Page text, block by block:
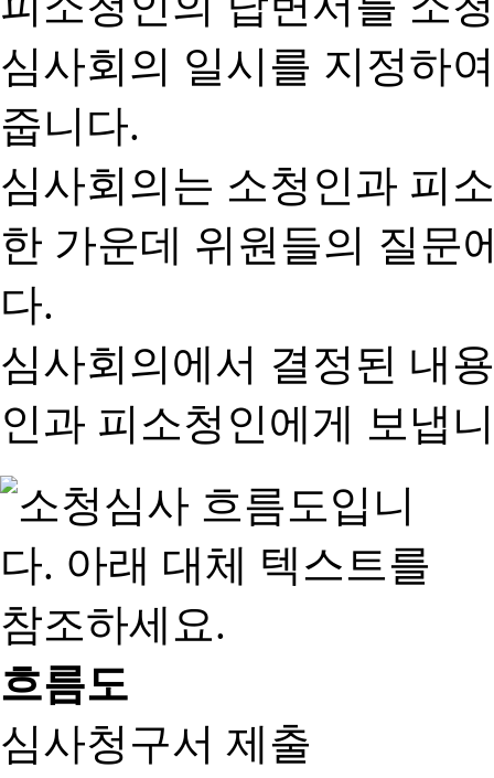
심사회의 일시를 지정하
줍니다.
심사회의는 소청인과 피
한 가운데 위원들의 질문
다.
심사회의에서 결정된 내
인과 피소청인에게 보냅
흐름도
심사청구서 제출